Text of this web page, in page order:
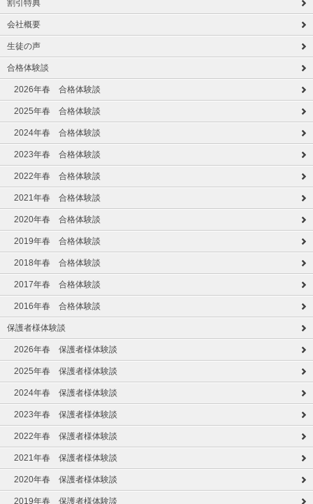
割引特典
会社概要
生徒の声
合格体験談
2026年春 合格体験談
2025年春 合格体験談
2024年春 合格体験談
2023年春 合格体験談
2022年春 合格体験談
2021年春 合格体験談
2020年春 合格体験談
2019年春 合格体験談
2018年春 合格体験談
2017年春 合格体験談
2016年春 合格体験談
保護者様体験談
2026年春 保護者様体験談
2025年春 保護者様体験談
2024年春 保護者様体験談
2023年春 保護者様体験談
2022年春 保護者様体験談
2021年春 保護者様体験談
2020年春 保護者様体験談
2019年春 保護者様体験談